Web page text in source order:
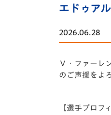
選手プ
スタッ
エドゥア
2026.06.28
Ｖ・ファーレ
のご声援をよ
【選手プロフ